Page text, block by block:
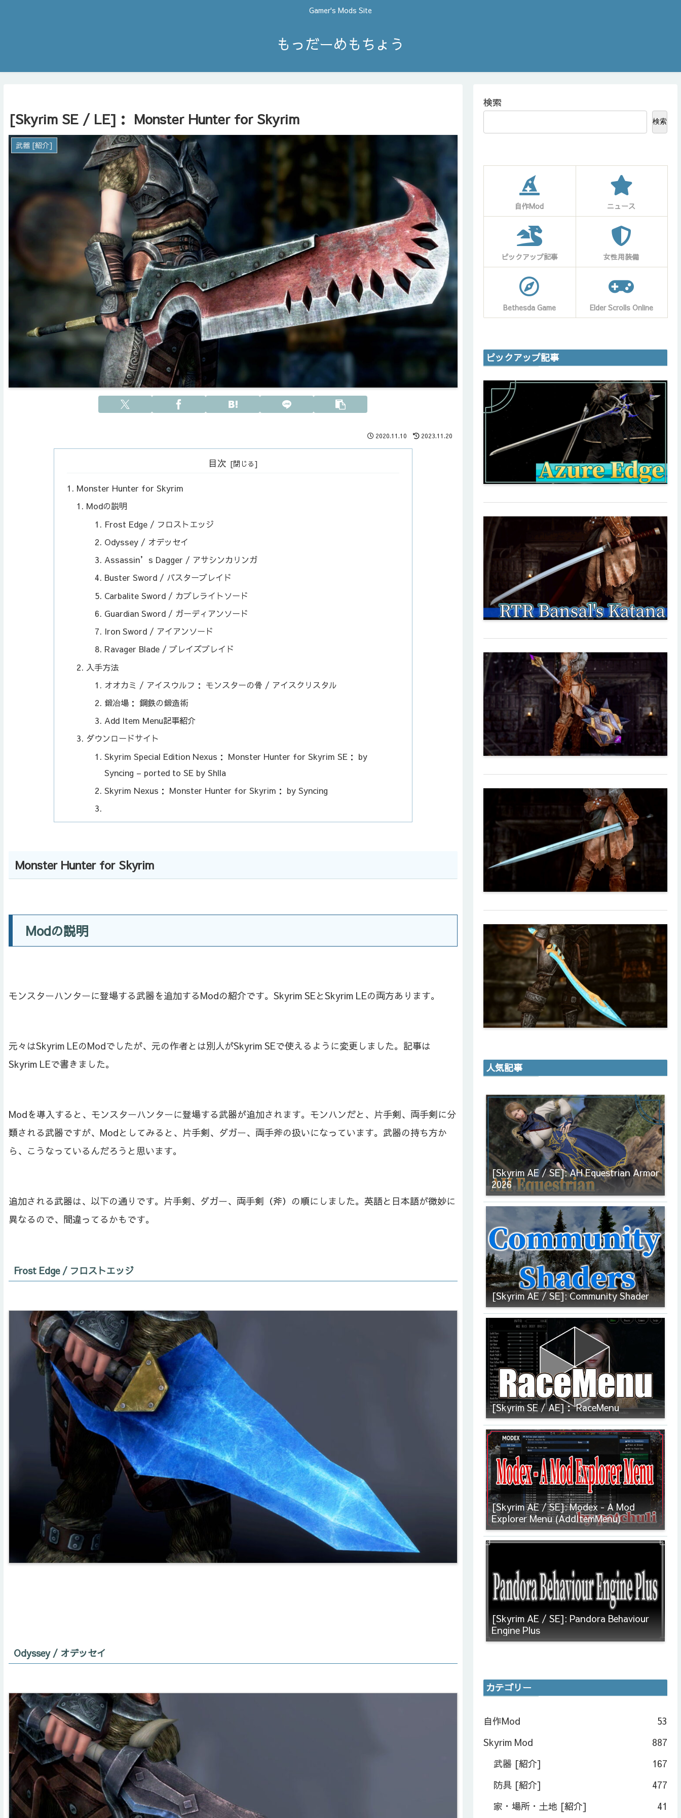
Gamer's Mods Site
もっだーめもちょう
[Skyrim SE / LE]： Monster Hunter for Skyrim
武器 [紹介]
2020.11.10 2023.11.20
目次
Monster Hunter for Skyrim
Modの説明
Frost Edge / フロストエッジ
Odyssey / オデッセイ
Assassin’s Dagger / アサシンカリンガ
Buster Sword / バスターブレイド
Carbalite Sword / カブレライトソード
Guardian Sword / ガーディアンソード
Iron Sword / アイアンソード
Ravager Blade / ブレイズブレイド
入手方法
オオカミ / アイスウルフ： モンスターの骨 / アイスクリスタル
鍛冶場： 鋼鉄の鍛造術
Add Item Menu記事紹介
ダウンロードサイト
Skyrim Special Edition Nexus： Monster Hunter for Skyrim SE： by
Syncing – ported to SE by Shlla
Skyrim Nexus： Monster Hunter for Skyrim： by Syncing
Monster Hunter for Skyrim
Modの説明
モンスターハンターに登場する武器を追加するModの紹介です。Skyrim SEとSkyrim LEの両方あります。
元々はSkyrim LEのModでしたが、元の作者とは別人がSkyrim SEで使えるように変更しました。記事は
Skyrim LEで書きました。
Modを導入すると、モンスターハンターに登場する武器が追加されます。モンハンだと、片手剣、両手剣に分
類される武器ですが、Modとしてみると、片手剣、ダガー、両手斧の扱いになっています。武器の持ち方か
ら、こうなっているんだろうと思います。
追加される武器は、以下の通りです。片手剣、ダガー、両手剣（斧）の順にしました。英語と日本語が微妙に
異なるので、間違ってるかもです。
Frost Edge / フロストエッジ
Odyssey / オデッセイ
検索
検索
自作Mod ニュース
ピックアップ記事 女性用装備
Bethesda Game Elder Scrolls Online
ピックアップ記事
人気記事
[Skyrim AE / SE]: AH Equestrian Armor
2026
[Skyrim AE / SE]: Community Shader
[Skyrim SE / AE]： RaceMenu
[Skyrim AE / SE]: Modex - A Mod
Explorer Menu (AddItemMenu)
[Skyrim AE / SE]: Pandora Behaviour
Engine Plus
カテゴリー
自作Mod
53
Skyrim Mod
887
武器 [紹介]
167
防具 [紹介]
477
家・場所・土地 [紹介]
41